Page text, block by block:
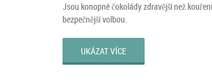
Jsou konopné čokolády zdravější než
bezpečnější volbou.
UKÁZAT VÍCE